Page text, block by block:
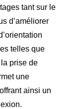
tant sur le
d’améliorer
telles que
la prise de
une
ainsi un